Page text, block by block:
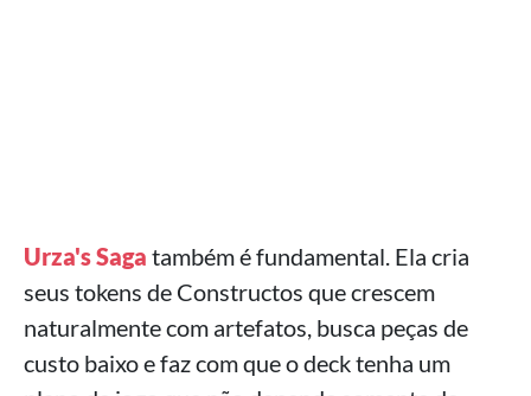
Urza's Saga também é fundamental. Ela cria
seus tokens de Constructos que crescem
naturalmente com artefatos, busca peças de
custo baixo e faz com que o deck tenha um